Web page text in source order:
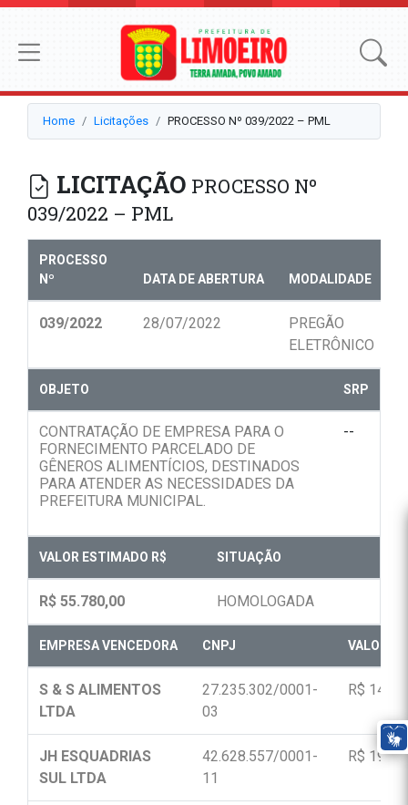
Home Licitações PROCESSO Nº 039/2022 – PML
LICITAÇÃO PROCESSO Nº
039/2022 – PML
PROCESSO
Nº
DATA DE ABERTURA MODALIDADE
039/2022 28/07/2022
PREGÃO
ELETRÔNICO
OBJETO SRP
CONTRATAÇÃO DE EMPRESA PARA O
FORNECIMENTO PARCELADO DE
GÊNEROS ALIMENTÍCIOS, DESTINADOS
PARA ATENDER AS NECESSIDADES DA
PREFEITURA MUNICIPAL.
--
VALOR ESTIMADO R$ SITUAÇÃO
R$ 55.780,00 HOMOLOGADA
EMPRESA VENCEDORA CNPJ VALOR
S & S ALIMENTOS
LTDA
27.235.302/0001-
03
R$
JH ESQUADRIAS
SUL LTDA
42.628.557/0001-
11
R$